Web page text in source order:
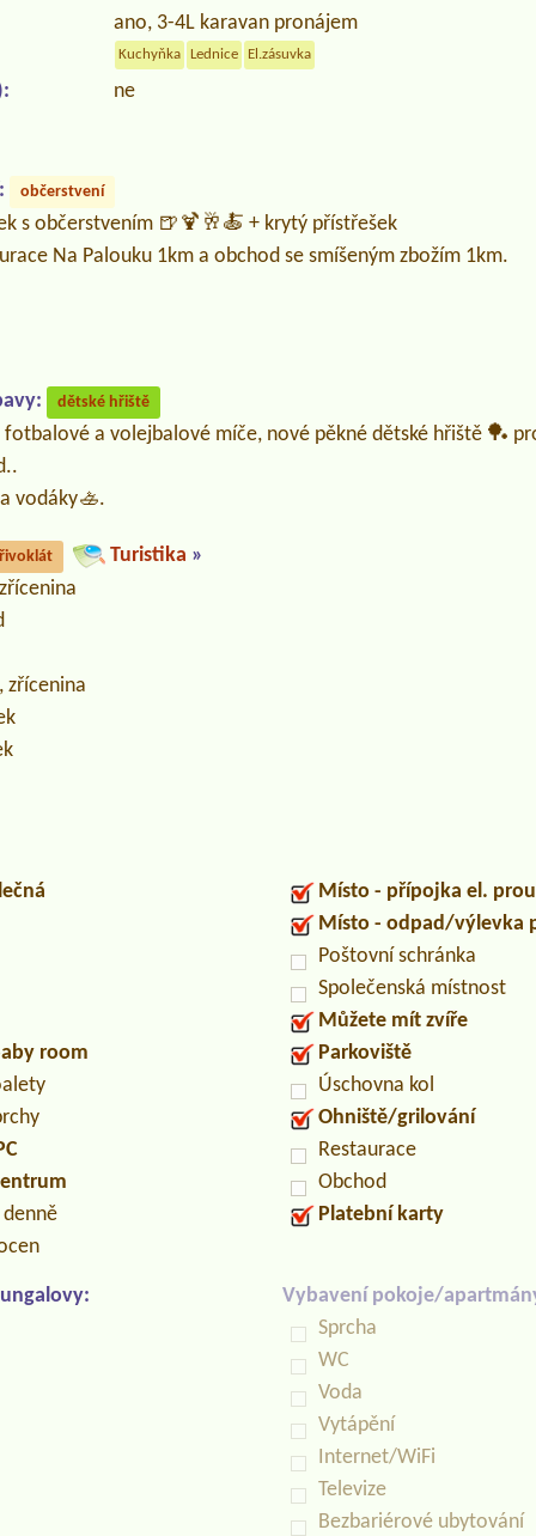
ano, 3-4L karavan pronájem
Kuchyňka Lednice El.zásuvka
ne
občerstvení
s občerstvením 🍺🍹🥂🍝 + krytý přístřešek
Na Palouku 1km a obchod se smíšeným zbožím 1km.
dětské hřiště
a volejbalové míče, nové pěkné dětské hřiště 🏓
vodáky🚣.
Turistika »
zřícenina
room
denně
Místo - přípojka el.
Místo - odpad/výlevka
Poštovní schránka
Společenská místnost
Můžete mít zvíře
Parkoviště
Úschovna kol
Ohniště/grilování
Restaurace
Obchod
Platební karty
Vybavení pokoje/
Sprcha
WC
Voda
Vytápění
Internet/WiFi
Televize
Bezbariérové ubytování